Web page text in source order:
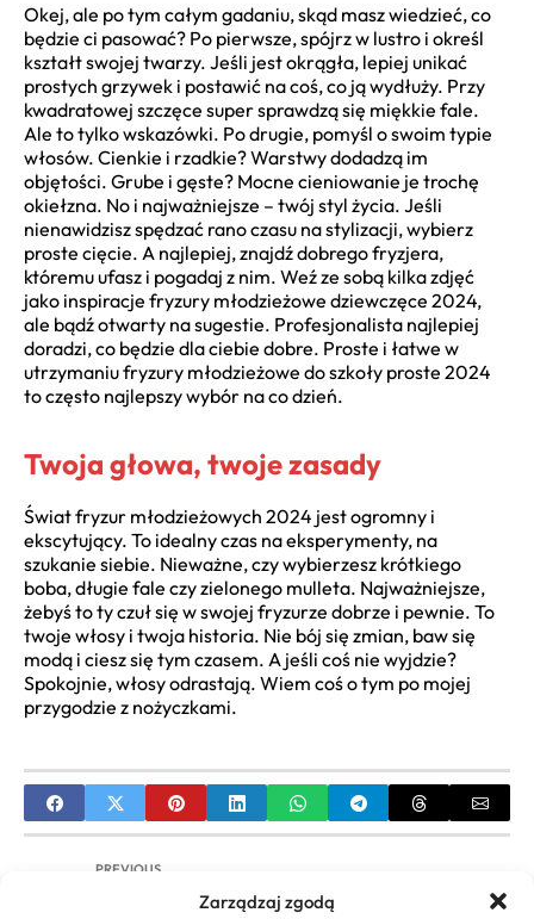
Zarządzaj zgodą
Okej, ale po tym całym gadaniu, skąd masz wiedzieć, co
będzie ci pasować? Po pierwsze, spójrz w lustro i określ
kształt swojej twarzy. Jeśli jest okrągła, lepiej unikać
prostych grzywek i postawić na coś, co ją wydłuży. Przy
kwadratowej szczęce super sprawdzą się miękkie fale.
Ale to tylko wskazówki. Po drugie, pomyśl o swoim typie
włosów. Cienkie i rzadkie? Warstwy dodadzą im
objętości. Grube i gęste? Mocne cieniowanie je trochę
okiełzna. No i najważniejsze – twój styl życia. Jeśli
nienawidzisz spędzać rano czasu na stylizacji, wybierz
proste cięcie. A najlepiej, znajdź dobrego fryzjera,
któremu ufasz i pogadaj z nim. Weź ze sobą kilka zdjęć
jako inspiracje fryzury młodzieżowe dziewczęce 2024,
ale bądź otwarty na sugestie. Profesjonalista najlepiej
doradzi, co będzie dla ciebie dobre. Proste i łatwe w
utrzymaniu fryzury młodzieżowe do szkoły proste 2024
to często najlepszy wybór na co dzień.
Twoja głowa, twoje zasady
Świat fryzur młodzieżowych 2024 jest ogromny i
ekscytujący. To idealny czas na eksperymenty, na
szukanie siebie. Nieważne, czy wybierzesz krótkiego
boba, długie fale czy zielonego mulleta. Najważniejsze,
żebyś to ty czuł się w swojej fryzurze dobrze i pewnie. To
twoje włosy i twoja historia. Nie bój się zmian, baw się
modą i ciesz się tym czasem. A jeśli coś nie wyjdzie?
Spokojnie, włosy odrastają. Wiem coś o tym po mojej
przygodzie z nożyczkami.
PREVIOUS
Modne Fryzury do Okrągłej Twarzy: